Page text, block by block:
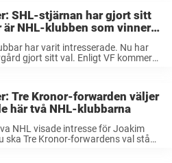
Oilers och Vancouver Canucks
SHL-stjärnan har gjort sitt
är NHL-klubben som vinner
har varit intresserade. Nu har
gjort sitt val. Enligt VF kommer
Tre Kronor-forwarden väljer
här två NHL-klubbarna
NHL visade intresse för Joakim
ska Tre Kronor-forwardens val stå